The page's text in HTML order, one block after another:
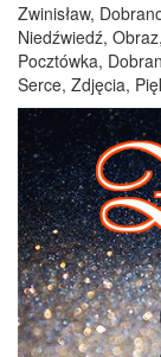
Zwinisław,
Niedźwiedź,
Pocztówka,
Serce, Zdjęcia,